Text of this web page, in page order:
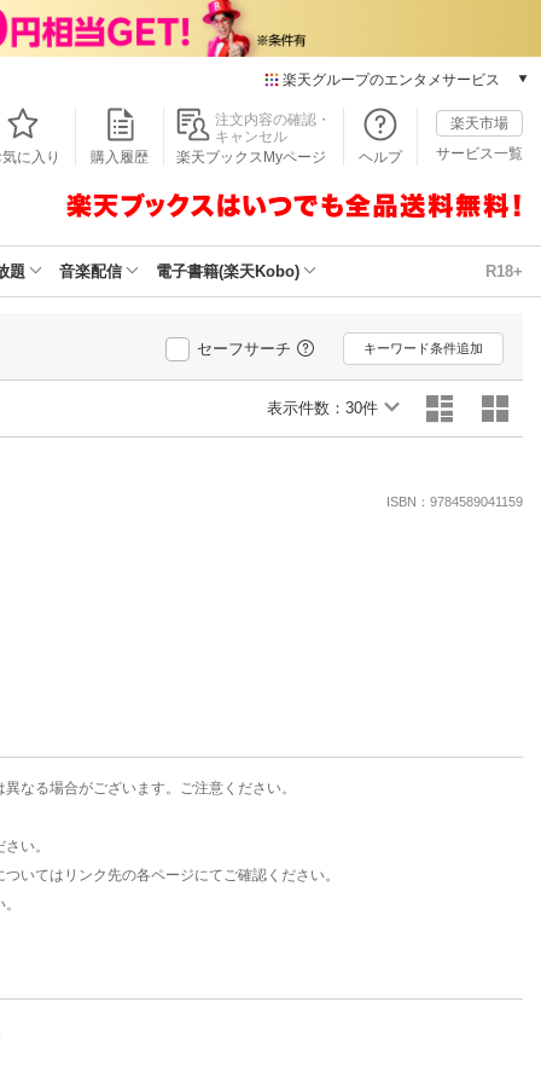
楽天グループのエンタメサービス
本/ゲーム/CD/DVD
楽天ブックス
楽天Kobo
動画配信
楽天TV
動画配信ガイド
気に入り 購入履歴
注文内容の確認・
キャンセル
楽天ブックスMyページ
ヘルプ
楽天市場
サービス一覧
題 音楽配信 電子書籍(楽天Kobo) R18+
セーフサーチ キーワード条件追加
表示件数： 30件
ISBN：9784589041159
なる場合がございます。ご注意ください。
い。
いてはリンク先の各ページにてご確認ください。